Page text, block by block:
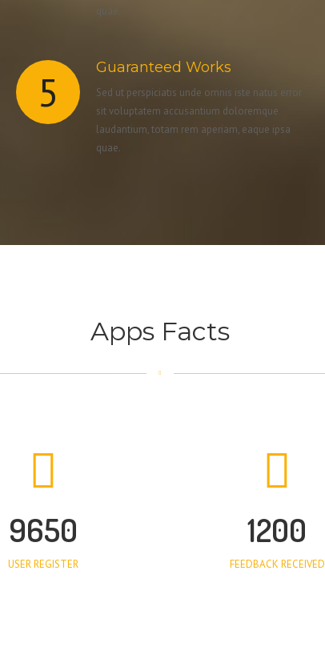
quae.
5 Guaranteed Works
Sed ut perspiciatis unde omnis iste natus error
sit voluptatem accusantium doloremque
laudantium, totam rem aperiam, eaque ipsa
quae.
Apps Facts
9650
USER REGISTER
1200
FEEDBACK RECEIVED